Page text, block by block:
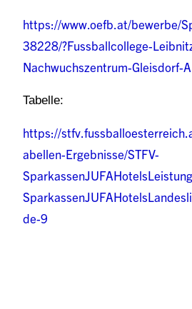
https://www.oefb.at/bewerbe/
38228/?Fussballcollege-
Nachwuchszentrum-Gleisdorf-A
Tabelle:
https://
abellen-Ergebnisse/STFV-
de-9